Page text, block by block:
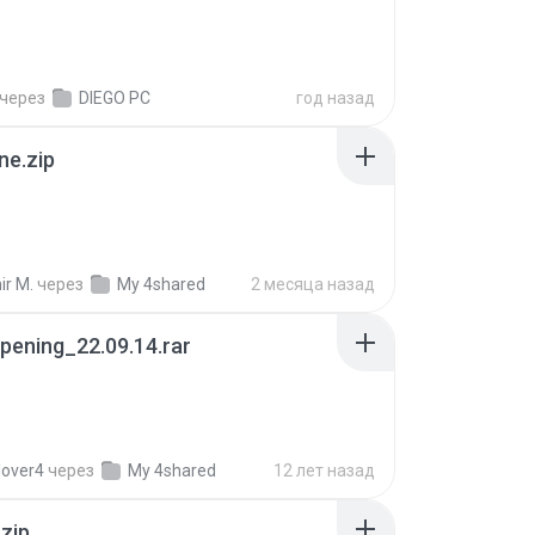
через DIEGO PC год назад
M. через My 4shared 2 месяца назад
через My 4shared 12 лет назад